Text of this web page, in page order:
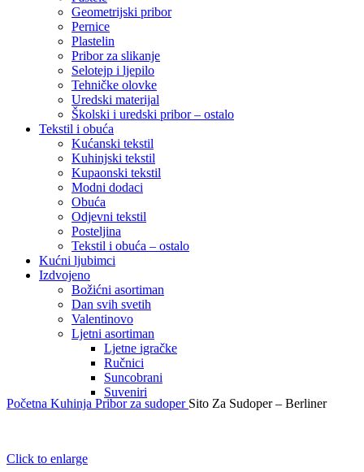
Geometrijski pribor
Pernice
Plastelin
Pribor za slikanje
Selotejp i ljepilo
Tehničke olovke
Uredski materijal
Školski i uredski pribor – ostalo
Tekstil i obuća
Kućanski tekstil
Kuhinjski tekstil
Kupaonski tekstil
Modni dodaci
Obuća
Odjevni tekstil
Posteljina
Tekstil i obuća – ostalo
Kućni ljubimci
Izdvojeno
Božićni asortiman
Dan svih svetih
Valentinovo
Ljetni asortiman
Ljetne igračke
Ručnici
Suncobrani
Suveniri
Početna Kuhinja Pribor za sudoper Sito Za Sudoper – Berliner
Click to enlarge